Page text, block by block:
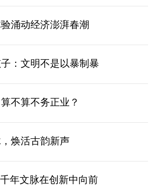
涌动经济澎湃春潮
：文明不是以暴制暴
不算不务正业？
焕活古韵新声
年文脉在创新中向前